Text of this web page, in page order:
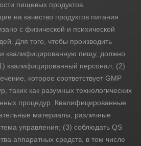
Контакты
пищевых продуктов.
на качество продуктов питания
с физической и психической
Для того, чтобы производить
и квалифицированную пищу, должно
квалифицированный персонал; (2)
которое соответствует GMP
таких как разумных технологических
процедур. Квалифицированные
материалы, различные
управления; (3) соблюдать QS
аппаратных средств, в том числе